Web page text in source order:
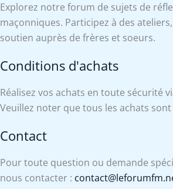
Explorez notre forum de sujets de
maçonniques. Participez à des
soutien auprès de frères et soeurs.
Conditions d'achats
Réalisez vos achats en toute sécurité
Veuillez noter que tous les achats
Contact
Pour toute question ou demande
nous contacter :